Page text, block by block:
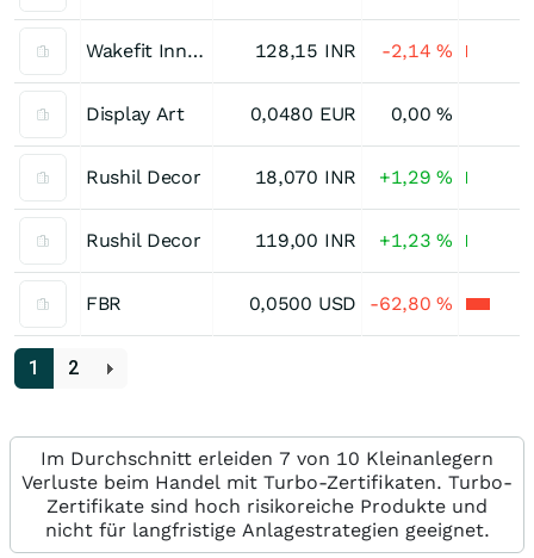
Wakefit Innovations 128,15 INR -2,14%
Display Art 0,0480 EUR 0,00%
Rushil Decor 18,070 INR +1,29%
Rushil Decor 119,00 INR +1,23%
FBR 0,0500 USD -62,80%
1 2
Im Durchschnitt erleiden 7 von 10 Kleinanlegern
Verluste beim Handel mit Turbo-Zertifikaten. Turbo-
Zertifikate sind hoch risikoreiche Produkte und
nicht für langfristige Anlagestrategien geeignet.